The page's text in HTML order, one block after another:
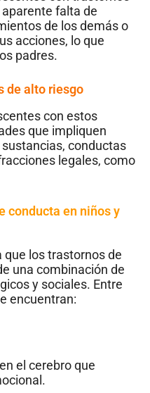
falta de
de los demás o
acciones, lo que
padres.
de alto riesgo
con estos
que impliquen
conductas
legales, como
conducta en niños y
que los trastornos de
una combinación de
y sociales. Entre
encuentran:
el cerebro que